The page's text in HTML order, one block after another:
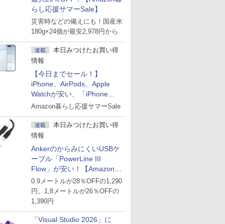
らし応援サマーSale】
災害時などの備えにも！国産米
180g×24個が最安2,978円から
連載
本日みつけたお買い得
情報
【今日までセール！】
iPhone、AirPods、Apple
Watchが安い、「iPhone
Air」256GB版が139,800円な
Amazon暮らし応援サマーSale
連載
本日みつけたお買い得
情報
AnkerのからみにくいUSBケ
ーブル「PowerLine III
Flow」が安い！【Amazon暮
らし応援サマーSale】
0.9メートルが28％OFFの1,290
円。1,8メートルが26％OFFの
1,390円
「Visual Studio 2026」に